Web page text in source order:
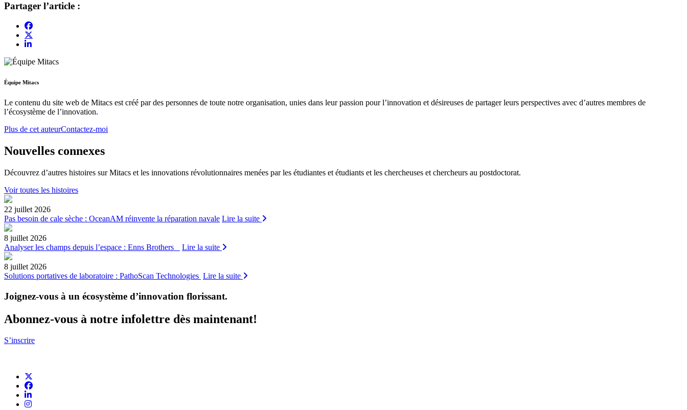
Partager l’article :
Équipe Mitacs
Le contenu du site web de Mitacs est créé par des personnes de toute notre organisation, unies dans leur passion pour l’innovation et désireuses de partager leurs perspectives avec d’autres membres de
l’écosystème de l’innovation.
Plus de cet auteurContactez-moi
Nouvelles connexes
Découvrez d’autres histoires sur Mitacs et les innovations révolutionnaires menées par les étudiantes et étudiants et les chercheuses et chercheurs au postdoctorat.
Voir toutes les histoires
22 juillet 2026
Pas besoin de cale sèche : OceanAM réinvente la réparation navale Lire la suite
8 juillet 2026
Analyser les champs depuis l’espace : Enns Brothers
Lire la suite
8 juillet 2026
Solutions portatives de laboratoire : PathoScan Technologies Lire la suite
Joignez-vous à un écosystème d’innovation florissant.
Abonnez-vous à notre infolettre dès maintenant!
S’inscrire